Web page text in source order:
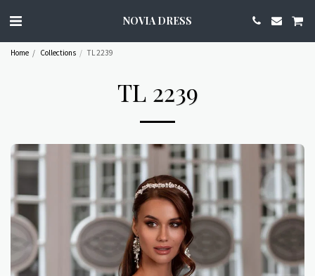
NOVIA DRESS
Home Collections TL 2239
TL 2239